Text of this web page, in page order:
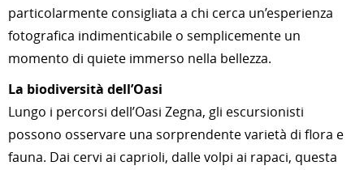
particolarmente consigliata a chi cerca un’esperienza
fotografica indimenticabile o semplicemente un
momento di quiete immerso nella bellezza.
La biodiversità dell’Oasi
Lungo i percorsi dell’Oasi Zegna, gli escursionisti
possono osservare una sorprendente varietà di flora e
fauna. Dai cervi ai caprioli, dalle volpi ai rapaci, questa